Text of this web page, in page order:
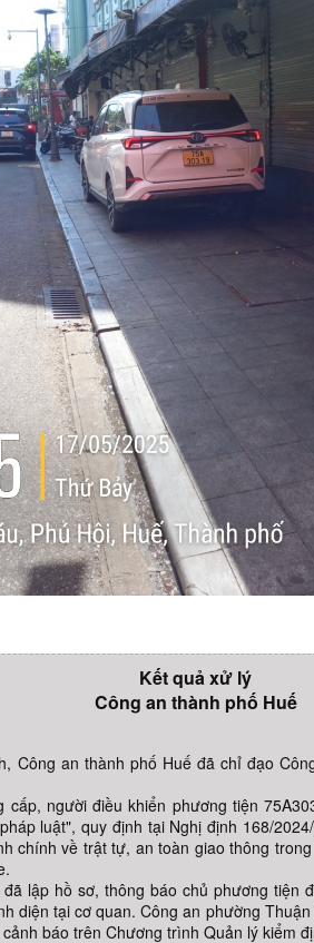
Kết quả xử lý
Công an thành phố Huế
Công an thành phố Huế đã chỉ đạo
cấp, người điều khiển phương tiện
luật", quy định tại Nghị định 168/
chính về trật tự, an toàn giao thông
lập hồ sơ, thông báo chủ phương tiện
diện tại cơ quan. Công an phường
báo trên Chương trình Quản lý kiểm